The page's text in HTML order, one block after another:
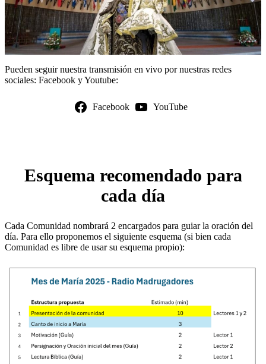
Pueden seguir nuestra transmisión en vivo por nuestras redes
sociales: Facebook y Youtube:
Facebook YouTube
Esquema recomendado para
cada día
Cada Comunidad nombrará 2 encargados para guiar la oración del
día. Para ello proponemos el siguiente esquema (si bien cada
Comunidad es libre de usar su esquema propio):